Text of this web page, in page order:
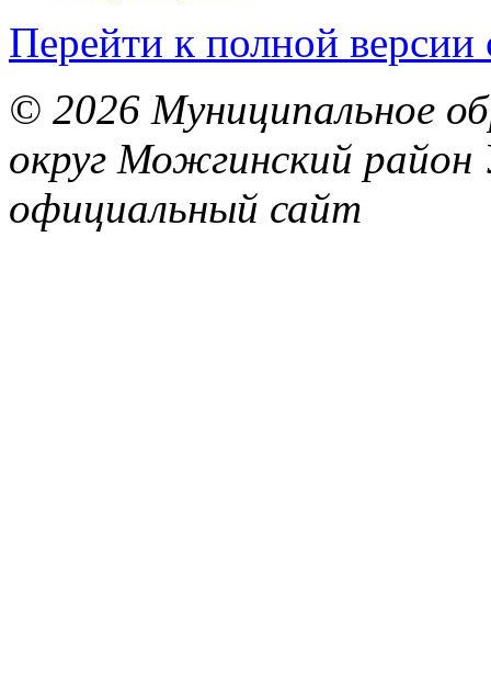
Перейти к полной версии
© 2026 Муниципальное
округ Можгинский район
официальный сайт